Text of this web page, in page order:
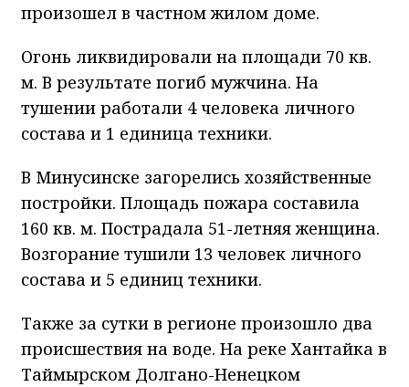
произошел в частном жилом доме.
Огонь ликвидировали на площади 70 кв.
м. В результате погиб мужчина. На
тушении работали 4 человека личного
состава и 1 единица техники.
В Минусинске загорелись хозяйственные
постройки. Площадь пожара составила
160 кв. м. Пострадала 51-летняя женщина.
Возгорание тушили 13 человек личного
состава и 5 единиц техники.
Также за сутки в регионе произошло два
происшествия на воде. На реке Хантайка в
Таймырском Долгано-Ненецком